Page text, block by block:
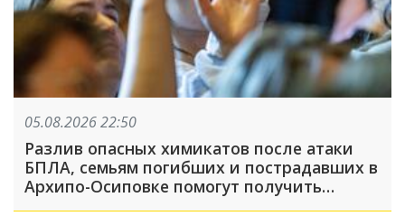
05.08.2026 22:50
Разлив опасных химикатов после атаки
БПЛА, семьям погибших и пострадавших в
Архипо-Осиповке помогут получить